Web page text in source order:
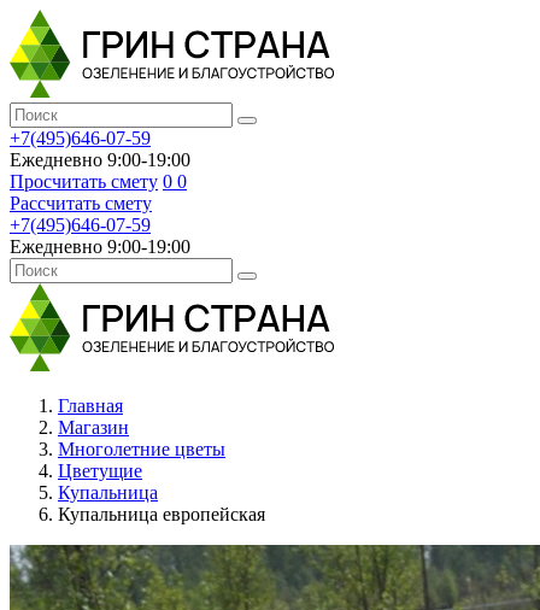
+7(495)646-07-59
Ежедневно 9:00-19:00
Просчитать смету 0 0
Рассчитать смету
+7(495)646-07-59
Ежедневно 9:00-19:00
Главная
Магазин
Многолетние цветы
Цветущие
Купальница
Купальница европейская